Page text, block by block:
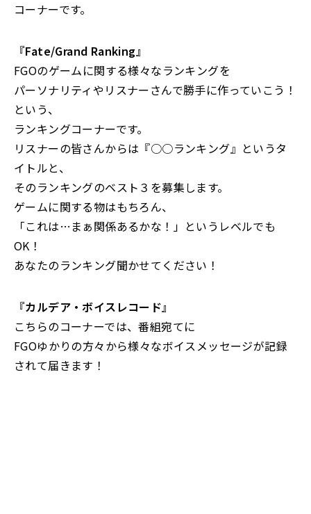
コーナーです。
『Fate/Grand Ranking』
FGOのゲームに関する様々なランキングを
パーソナリティやリスナーさんで勝手に作っていこう！
という、
ランキングコーナーです。
リスナーの皆さんからは『○○ランキング』というタ
イトルと、
そのランキングのベスト３を募集します。
ゲームに関する物はもちろん、
「これは…まぁ関係あるかな！」というレベルでも
OK！
あなたのランキング聞かせてください！
『カルデア・ボイスレコード』
こちらのコーナーでは、番組宛てに
FGOゆかりの方々から様々なボイスメッセージが記録
されて届きます！